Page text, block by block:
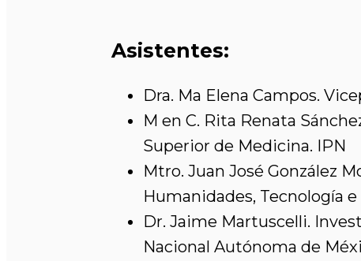
Asistentes:
Dra. Ma Elena Campos.
M en C. Rita Renata
Superior de Medicina. IPN
Mtro. Juan José González
Humanidades, Tecnología
Dr. Jaime Martuscelli.
Nacional Autónoma de